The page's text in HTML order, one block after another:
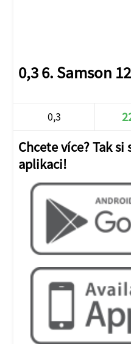
0,3 6. Samson
0,3
Chcete více? Tak
aplikaci!